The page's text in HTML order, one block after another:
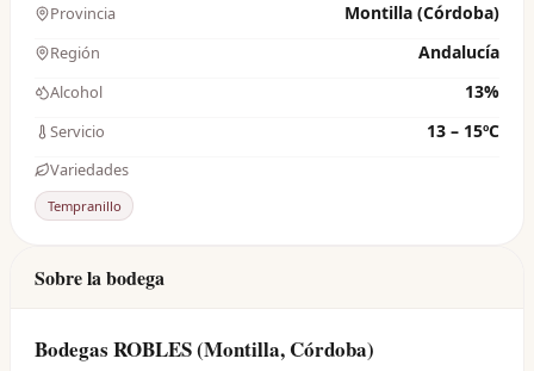
Provincia Montilla (Córdoba)
Región Andalucía
Alcohol 13%
Servicio 13 – 15ºC
Variedades
Tempranillo
Sobre la bodega
Bodegas ROBLES (Montilla, Córdoba)